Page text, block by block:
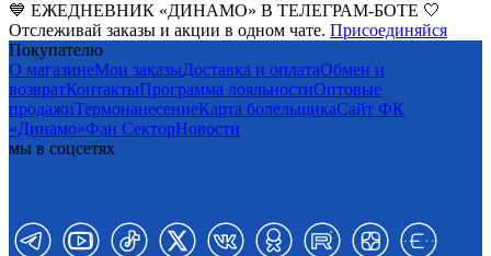
💙 ЕЖЕДНЕВНИК «ДИНАМО» В ТЕЛЕГРАМ-БОТЕ 🤍
Отслеживай заказы и акции в одном чате. Присоединяйся
Покупателю
О магазинеМои заказыДоставка и оплатаОбмен и
возвратКонтактыПрограмма лояльностиОптовые
продажиТермонанесениеКарта болельщикаСайт ФК
«Динамо»Фан CекторНовости
мы в соцсетях